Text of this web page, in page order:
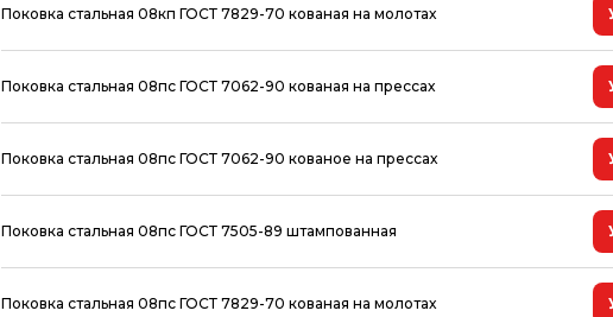
Поковка стальная 08кп ГОСТ 7829-70 кованая на молотах
Поковка стальная 08пс ГОСТ 7062-90 кованая на прессах
Поковка стальная 08пс ГОСТ 7062-90 кованое на прессах
Поковка стальная 08пс ГОСТ 7505-89 штампованная
Поковка стальная 08пс ГОСТ 7829-70 кованая на молотах